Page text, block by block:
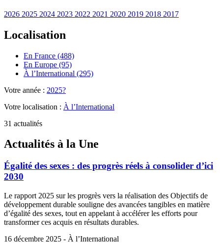
2026 2025 2024 2023 2022 2021 2020 2019 2018 2017
Localisation
En France (488)
En Europe (95)
À l’International (295)
Votre année : 2025?
Votre localisation : À l’International
31 actualités
Actualités à la Une
Égalité des sexes : des progrès réels à consolider d’ici
2030
Le rapport 2025 sur les progrès vers la réalisation des Objectifs de
développement durable souligne des avancées tangibles en matière
d’égalité des sexes, tout en appelant à accélérer les efforts pour
transformer ces acquis en résultats durables.
16 décembre 2025 - À l’International